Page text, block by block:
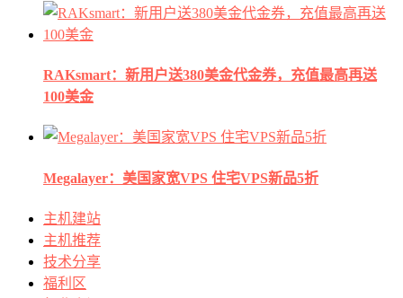
RAKsmart：新用户送380美金代金券，充值最高再送
100美金
Megalayer：美国家宽VPS 住宅VPS新品5折
主机建站
主机推荐
技术分享
福利区